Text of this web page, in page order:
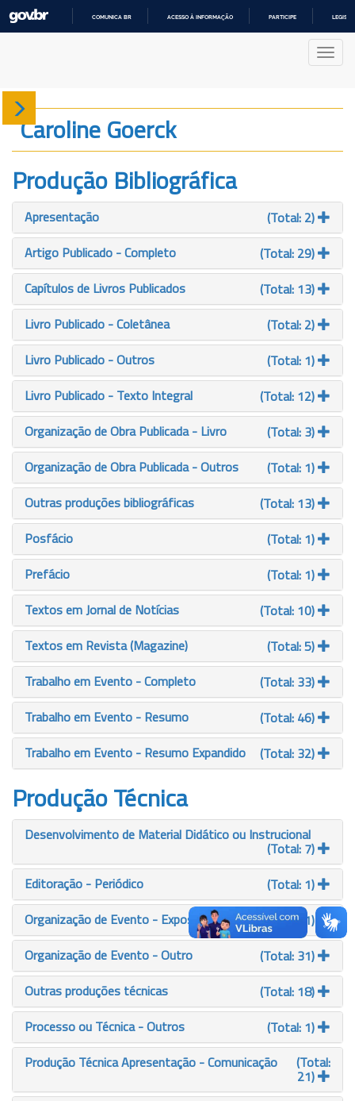
COMUNICA BR ACESSO À INFORMAÇÃO PARTICIPE
Sobre
Produção
Projetos
Gráficos
Caroline Goerck
Produção Bibliográfica
Apresentação
(Total: 2)
Artigo Publicado - Completo
(Total: 29)
Capítulos de Livros Publicados
(Total: 13)
Livro Publicado - Coletânea
(Total: 2)
Livro Publicado - Outros
(Total: 1)
Livro Publicado - Texto Integral
(Total: 12)
Organização de Obra Publicada - Livro
(Total: 3)
Organização de Obra Publicada - Outros
(Total: 1)
Outras produções bibliográficas
(Total: 13)
Posfácio
(Total: 1)
Prefácio
(Total: 1)
Textos em Jornal de Notícias
(Total: 10)
Textos em Revista (Magazine)
(Total: 5)
Trabalho em Evento - Completo
(Total: 33)
Trabalho em Evento - Resumo
(Total: 46)
Trabalho em Evento - Resumo Expandido
(Total: 32)
Produção Técnica
Desenvolvimento de Material Didático ou Instrucional
(Total: 7)
Editoração - Periódico
(Total: 1)
Organização de Evento - Exposição
(Total: 1)
Organização de Evento - Outro
(Total: 31)
Outras produções técnicas
(Total: 18)
Processo ou Técnica - Outros
(Total: 1)
Produção Técnica Apresentação - Comunicação
(Total:
21)